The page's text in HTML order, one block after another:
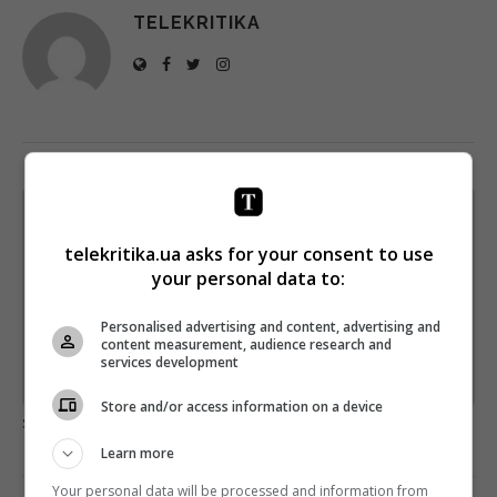
TELEKRITIKA
Щотижневий лист з найцікавішим.
Пишемо з любов'ю
Підпишіться ще раз, якщо не отримуєте від нас листи
* Підписатись→
загрузка...
telekritika.ua asks for your consent to use
your personal data to:
Personalised advertising and content, advertising and
content measurement, audience research and
services development
Store and/or access information on a device
Learn more
Your personal data will be processed and information from